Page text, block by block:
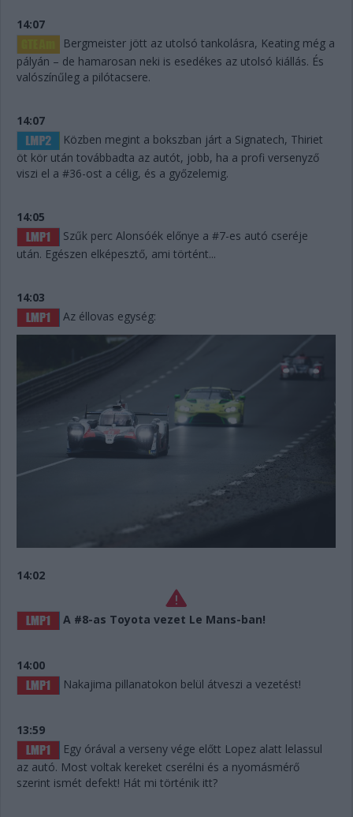
14:07
Bergmeister jött az utolsó tankolásra, Keating még a
pályán – de hamarosan neki is esedékes az utolsó kiállás. És
valószínűleg a pilótacsere.
14:07
Közben megint a bokszban járt a Signatech, Thiriet
öt kör után továbbadta az autót, jobb, ha a profi versenyző
viszi el a #36-ost a célig, és a győzelemig.
14:05
Szűk perc Alonsóék előnye a #7-es autó cseréje
után. Egészen elképesztő, ami történt...
14:03
Az éllovas egység:
14:02
A #8-as Toyota vezet Le Mans-ban!
14:00
Nakajima pillanatokon belül átveszi a vezetést!
13:59
Egy órával a verseny vége előtt Lopez alatt lelassul
az autó. Most voltak kereket cserélni és a nyomásmérő
szerint ismét defekt! Hát mi történik itt?